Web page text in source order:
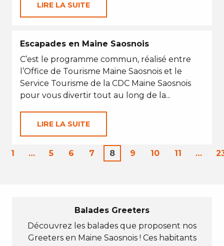
LIRE LA SUITE
Escapades en Maine Saosnois
C’est le programme commun, réalisé entre
l’Office de Tourisme Maine Saosnois et le
Service Tourisme de la CDC Maine Saosnois
pour vous divertir tout au long de la...
LIRE LA SUITE
1 … 5 6 7 8 9 10 11 …
Balades Greeters
Découvrez les balades que proposent nos
Greeters en Maine Saosnois ! Ces habitants